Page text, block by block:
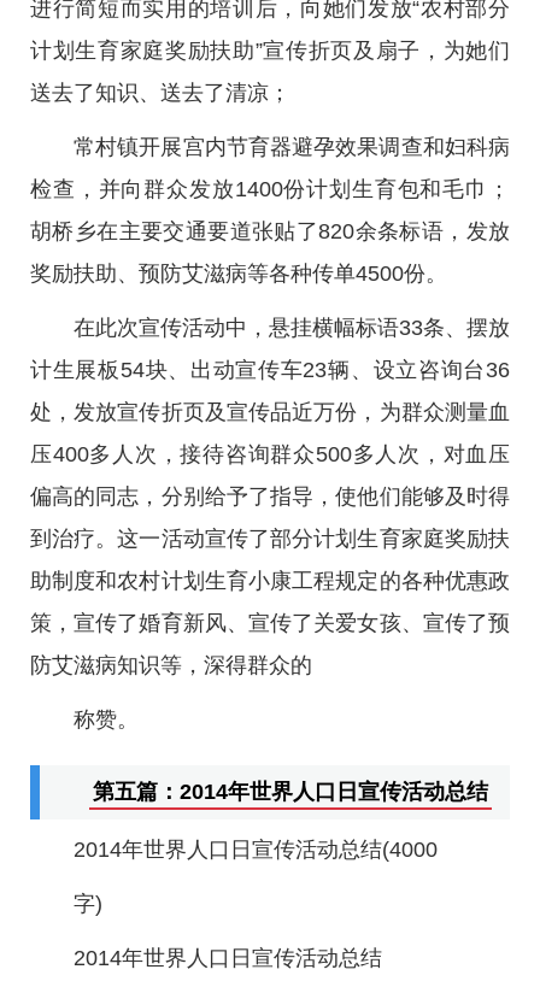
进行简短而实用的培训后，向她们发放“农村部分
计划生育家庭奖励扶助”宣传折页及扇子，为她们
送去了知识、送去了清凉；
常村镇开展宫内节育器避孕效果调查和妇科病
检查，并向群众发放1400份计划生育包和毛巾；
胡桥乡在主要交通要道张贴了820余条标语，发放
奖励扶助、预防艾滋病等各种传单4500份。
在此次宣传活动中，悬挂横幅标语33条、摆放
计生展板54块、出动宣传车23辆、设立咨询台36
处，发放宣传折页及宣传品近万份，为群众测量血
压400多人次，接待咨询群众500多人次，对血压
偏高的同志，分别给予了指导，使他们能够及时得
到治疗。这一活动宣传了部分计划生育家庭奖励扶
助制度和农村计划生育小康工程规定的各种优惠政
策，宣传了婚育新风、宣传了关爱女孩、宣传了预
防艾滋病知识等，深得群众的
称赞。
第五篇：2014年世界人口日宣传活动总结
2014年世界人口日宣传活动总结(4000
字)
2014年世界人口日宣传活动总结